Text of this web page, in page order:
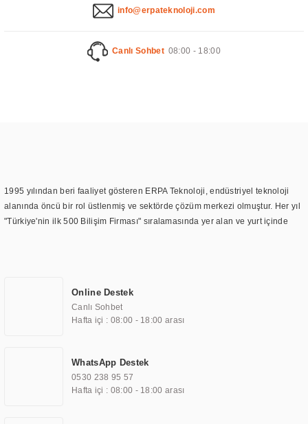
info@erpateknoloji.com
Canlı Sohbet 08:00 - 18:00
1995 yılından beri faaliyet gösteren ERPA Teknoloji, endüstriyel teknoloji
alanında öncü bir rol üstlenmiş ve sektörde çözüm merkezi olmuştur. Her yıl
"Türkiye'nin ilk 500 Bilişim Firması" sıralamasında yer alan ve yurt içinde
TOCHI markası altında kendi ürettiği ürünlerde kullanmıştır. Günümüzde
TOCHI; videowall, digital signage, kiosk, totem, akıllı durak ekranı, araç içi
ekran, asansör ekranı, digital menüboard, marin ekran, medikal ekran,
ekranları, endüstriyel ekranlar, kapı önü bilgi ekranları, panel PC,
endüstriyel Panel PC, mini PC, endüstriyel mini PC ve akıllı bina sistemleri
gibi çözümleri 4.5" ile 110” boyutları arasında üretebilirken, ayrıca standart
Online Destek
Canlı Sohbet
Hafta içi : 08:00 - 18:00 arası
WhatsApp Destek
0530 238 95 57
Hafta içi : 08:00 - 18:00 arası